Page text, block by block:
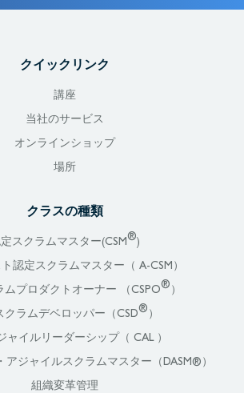
クイックリンク
講座
当社のサービス
オンラインショップ
場所
クラスの種類
スクラムマスター(CSM®)
認定スクラムマスター（ A-CSM）
ムプロダクトオーナー （CSPO® ）
クラムデベロッパー（CSD® ）
ャイルリーダーシップ（ CAL ）
アジャイルスクラムマスター（DASM®）
組織変革管理